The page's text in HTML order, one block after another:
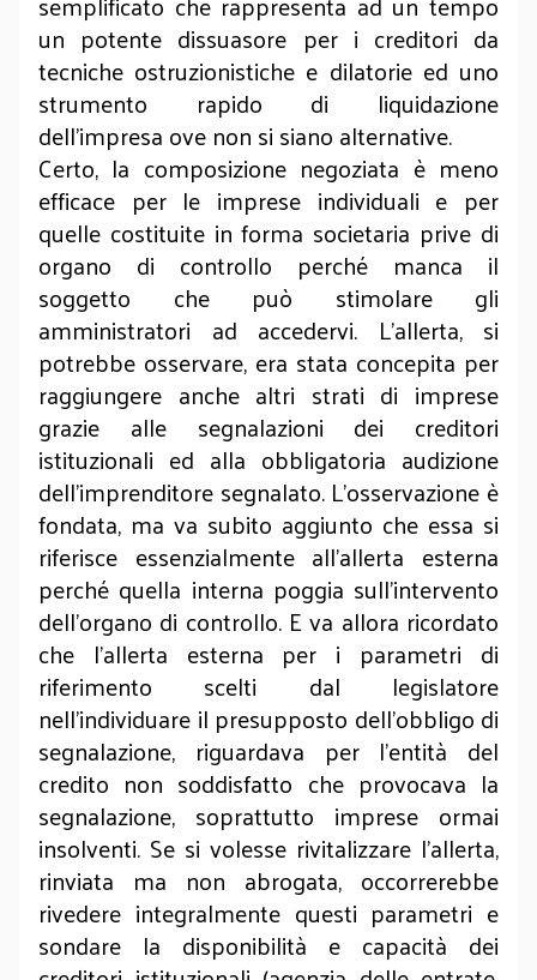
un potente dissuasore per i creditori da
tecniche ostruzionistiche e dilatorie ed uno
strumento rapido di liquidazione
dell’impresa ove non si siano alternative.
Certo, la composizione negoziata è meno
efficace per le imprese individuali e per
quelle costituite in forma societaria prive di
organo di controllo perché manca il
soggetto che può stimolare gli
amministratori ad accedervi. L’allerta, si
potrebbe osservare, era stata concepita per
raggiungere anche altri strati di imprese
grazie alle segnalazioni dei creditori
istituzionali ed alla obbligatoria audizione
dell’imprenditore segnalato. L’osservazione è
fondata, ma va subito aggiunto che essa si
riferisce essenzialmente all’allerta esterna
perché quella interna poggia sull’intervento
dell’organo di controllo. E va allora ricordato
che l’allerta esterna per i parametri di
riferimento scelti dal legislatore
nell’individuare il presupposto dell’obbligo di
segnalazione, riguardava per l’entità del
credito non soddisfatto che provocava la
segnalazione, soprattutto imprese ormai
insolventi. Se si volesse rivitalizzare l’allerta,
rinviata ma non abrogata, occorrerebbe
rivedere integralmente questi parametri e
sondare la disponibilità e capacità dei